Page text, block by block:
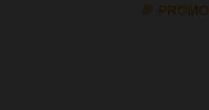
🎉 PROMO